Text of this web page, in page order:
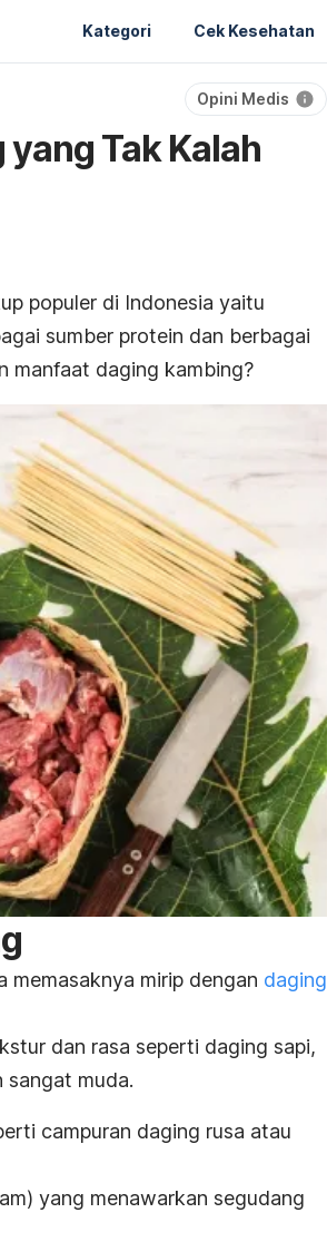
Kategori Cek Kesehatan
Opini Medis
Tak Kalah
populer di Indonesia yaitu
sumber protein dan berbagai
manfaat daging kambing?
memasaknya mirip dengan daging
dan rasa seperti daging sapi,
sangat muda.
campuran daging rusa atau
yang menawarkan segudang